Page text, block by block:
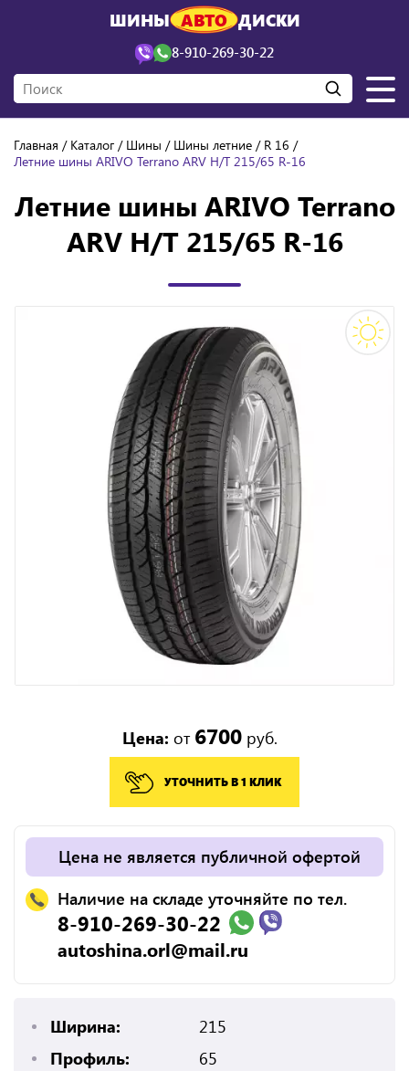
ШИНЫ АВТО ДИСКИ
8-910-269-30-22
Главная Каталог Шины Шины летние
R 16
Летние шины ARIVO Terrano ARV H/T 215/65 R-16
Летние шины ARIVO Terrano
ARV H/T 215/65 R-16
Цена: от 6700 руб.
УТОЧНИТЬ В 1 КЛИК
Цена не является публичной офертой
Наличие на складе уточняйте по тел.
8-910-269-30-22
autoshina.orl@mail.ru
Ширина:
215
Профиль:
65